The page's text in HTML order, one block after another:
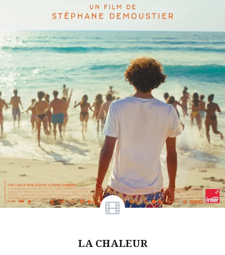
LA CHALEUR